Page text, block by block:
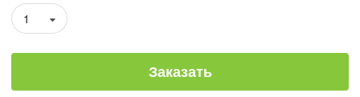
1
Заказать